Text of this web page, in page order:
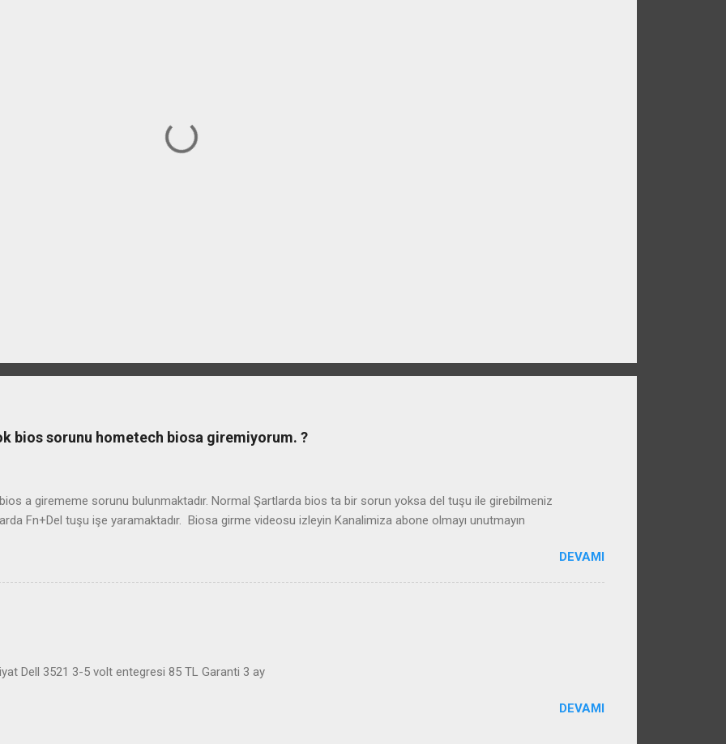
bios sorunu hometech biosa giremiyorum. ?
a girememe sorunu bulunmaktadır. Normal Şartlarda bios ta bir sorun yoksa del tuşu ile girebilmeniz
Fn+Del tuşu işe yaramaktadır. Biosa girme videosu izleyin Kanalimiza abone olmayı unutmayın
DEVAMI
Dell 3521 3-5 volt entegresi 85 TL Garanti 3 ay
DEVAMI